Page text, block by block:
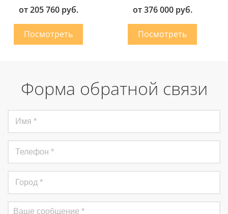
от 205 760 руб. от 376 000 руб.
Форма обратной связи